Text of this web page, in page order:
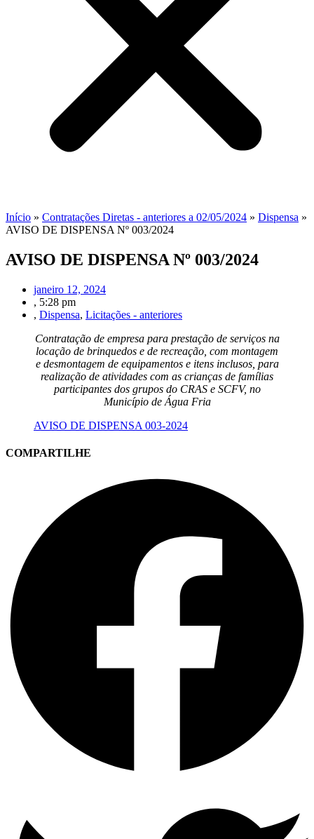
Início » Contratações Diretas - anteriores a 02/05/2024 » Dispensa »
AVISO DE DISPENSA Nº 003/2024
AVISO DE DISPENSA Nº 003/2024
janeiro 12, 2024
, 5:28 pm
, Dispensa, Licitações - anteriores
Contratação de empresa para prestação de serviços na
locação de brinquedos e de recreação, com montagem
e desmontagem de equipamentos e itens inclusos, para
realização de atividades com as crianças de famílias
participantes dos grupos do CRAS e SCFV, no
Município de Água Fria
AVISO DE DISPENSA 003-2024
COMPARTILHE